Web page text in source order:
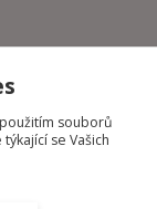
souborů
se Vašich